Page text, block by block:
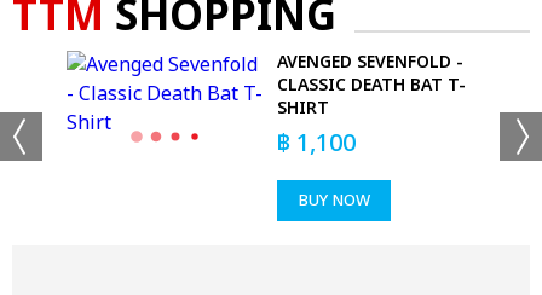
TTM SHOPPING
AVENGED SEVENFOLD -
CLASSIC DEATH BAT T-
SHIRT
฿ 1,100
BUY NOW